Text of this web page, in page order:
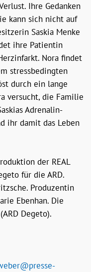
Ihre Gedanken
kann sich nicht auf
Saskia Menke
ihre Patientin
Nora findet
stressbedingten
durch ein lange
versucht, die Familie
Adrenalin-
ihr damit das Leben
der REAL
für die ARD.
Produzentin
Ebenhan. Die
Degeto).